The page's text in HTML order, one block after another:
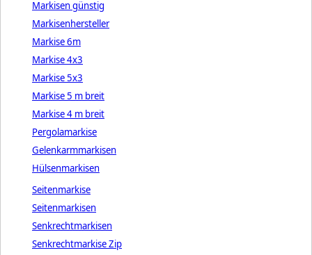
Markisen günstig
Markisenhersteller
Markise 6m
Markise 4x3
Markise 5x3
Markise 5 m breit
Markise 4 m breit
Pergolamarkise
Gelenkarmmarkisen
Hülsenmarkisen
Seitenmarkise
Seitenmarkisen
Senkrechtmarkisen
Senkrechtmarkise Zip